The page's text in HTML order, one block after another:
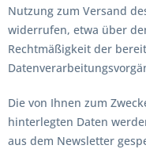
Nutzung zum Versand
widerrufen, etwa über
Rechtmäßigkeit der
Die von Ihnen zum
hinterlegten Daten
aus dem Newsletter